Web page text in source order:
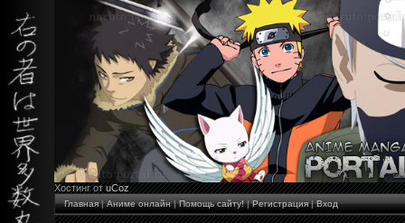
Хостинг отuCoz
Главная|Аниме онлайн|Помощь сайту!|Регистрация|Вход